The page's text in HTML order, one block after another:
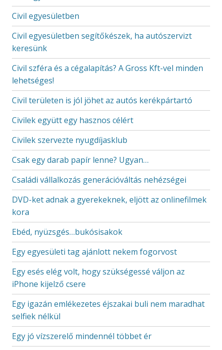
Civil egyesületben
Civil egyesületben segítőkészek, ha autószervizt
keresünk
Civil szféra és a cégalapítás? A Gross Kft-vel minden
lehetséges!
Civil területen is jól jöhet az autós kerékpártartó
Civilek együtt egy hasznos célért
Civilek szervezte nyugdíjasklub
Csak egy darab papír lenne? Ugyan…
Családi vállalkozás generációváltás nehézségei
DVD-ket adnak a gyerekeknek, eljött az onlinefilmek
kora
Ebéd, nyüzsgés…bukósisakok
Egy egyesületi tag ajánlott nekem fogorvost
Egy esés elég volt, hogy szükségessé váljon az
iPhone kijelző csere
Egy igazán emlékezetes éjszakai buli nem maradhat
selfiek nélkül
Egy jó vízszerelő mindennél többet ér